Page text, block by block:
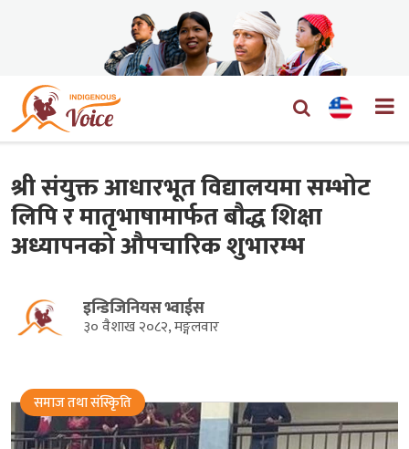
श्री संयुक्त आधारभूत विद्यालयमा सम्भोट
लिपि र मातृभाषामार्फत बौद्ध शिक्षा
अध्यापनको औपचारिक शुभारम्भ
इन्डिजिनियस भ्वाईस
३० वैशाख २०८२, मङ्गलवार
समाज तथा संस्किृति